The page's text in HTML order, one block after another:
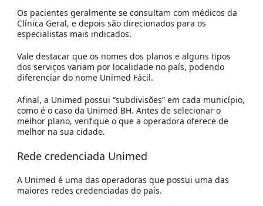
Os pacientes geralmente se consultam com médicos da
Clínica Geral, e depois são direcionados para os
especialistas mais indicados.
Vale destacar que os nomes dos planos e alguns tipos
dos serviços variam por localidade no país, podendo
diferenciar do nome Unimed Fácil.
Afinal, a Unimed possui “subdivisões” em cada município,
como é o caso da Unimed BH. Antes de selecionar o
melhor plano, verifique o que a operadora oferece de
melhor na sua cidade.
Rede credenciada Unimed
A Unimed é uma das operadoras que possui uma das
maiores redes credenciadas do país.